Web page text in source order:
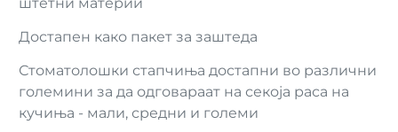
Достапен како пакет за заштеда
Стоматолошки стапчиња достапни во различни
големини за да одговараат на секоја раса на
кучиња - мали, средни и големи